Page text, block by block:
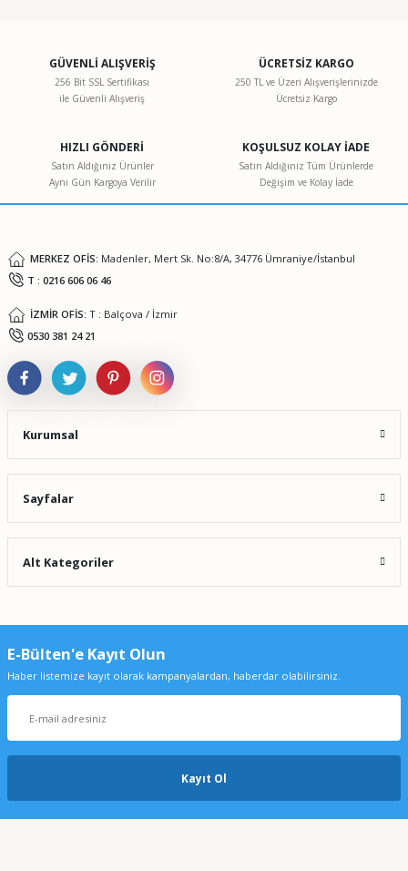
Görüş ve önerileriniz için teşekkür ederiz.
Ürün resmi kalitesiz, bozuk veya görüntülenemiyor.
Ürün bilgilerinde hatalar bulunuyor.
Ürün fiyatı diğer sitelerden daha pahalı.
GÜVENLİ ALIŞVERİŞ
256 Bit SSL Sertifikası
ile Güvenli Alışveriş
ÜCRETSİZ KARGO
250 TL ve Üzeri Alışverişlerinizde
Ücretsiz Kargo
HIZLI GÖNDERİ
Satın Aldığınız Ürünler
Aynı Gün Kargoya Verilir
KOŞULSUZ KOLAY İADE
Satın Aldığınız Tüm Ürünlerde
Değişim ve Kolay İade
MERKEZ OFİS: Madenler, Mert Sk. No:8/A, 34776 Ümraniye/İstanbul
T : 0216 606 06 46
İZMİR OFİS: T : Balçova / İzmir
0530 381 24 21
Kurumsal
Sayfalar
Alt Kategoriler
E-Bülten'e Kayıt Olun
Haber listemize kayıt olarak kampanyalardan, haberdar olabilirsiniz.
Kayıt Ol